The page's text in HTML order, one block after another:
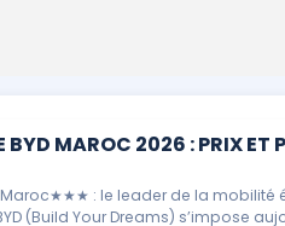
BYD MAROC 2026 : PRIX ET
: le leader de la mobilité
(Build Your Dreams) s’impose